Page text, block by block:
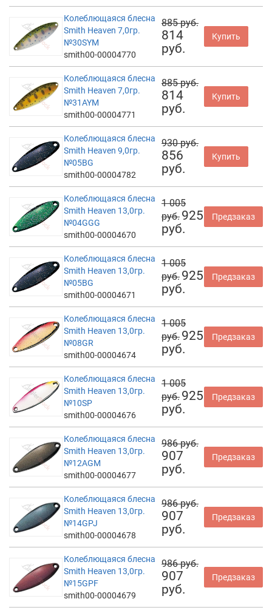
Колеблющаяся блесна
Smith Heaven 7,0гр.
№30SYM
smith00-00004770
885 руб.
814
руб.
Купить
Колеблющаяся блесна
Smith Heaven 7,0гр.
№31AYM
smith00-00004771
885 руб.
814
руб.
Купить
Колеблющаяся блесна
Smith Heaven 9,0гр.
№05BG
smith00-00004782
930 руб.
856
руб.
Купить
Колеблющаяся блесна
Smith Heaven 13,0гр.
№04GGG
smith00-00004670
1 005
руб. 925
руб.
Предзаказ
Колеблющаяся блесна
Smith Heaven 13,0гр.
№05BG
smith00-00004671
1 005
руб. 925
руб.
Предзаказ
Колеблющаяся блесна
Smith Heaven 13,0гр.
№08GR
smith00-00004674
1 005
руб. 925
руб.
Предзаказ
Колеблющаяся блесна
Smith Heaven 13,0гр.
№10SP
smith00-00004676
1 005
руб. 925
руб.
Предзаказ
Колеблющаяся блесна
Smith Heaven 13,0гр.
№12AGM
smith00-00004677
986 руб.
907
руб.
Предзаказ
Колеблющаяся блесна
Smith Heaven 13,0гр.
№14GPJ
smith00-00004678
986 руб.
907
руб.
Предзаказ
Колеблющаяся блесна
Smith Heaven 13,0гр.
№15GPF
smith00-00004679
986 руб.
907
руб.
Предзаказ